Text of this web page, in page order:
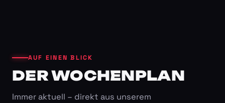
AUF EINEN BLICK
DER WOCHENPLAN
Immer aktuell – direkt aus unserem